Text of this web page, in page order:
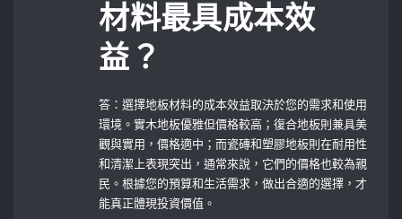
材料最具成本效
益？
答：選擇地板材料的成本效益取決於您的需求和使用
環境。實木地板優雅但價格較高；復合地板則兼具美
觀與實用，價格適中；而瓷磚和塑膠地板則在耐用性
和清潔上表現突出，通常來說，它們的價格也較為親
民。根據您的預算和生活需求，做出合適的選擇，才
能真正體現投資價值。